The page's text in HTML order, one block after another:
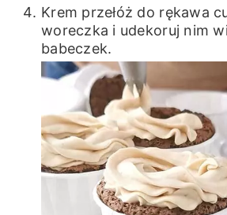
Krem przełóż do rękawa
woreczka i udekoruj nim
babeczek.